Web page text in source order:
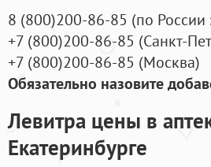
8 (800)200-86-85 (по России
+7 (800)200-86-85 (Санкт-
+7 (800)200-86-85 (Москва)
Обязательно назовите
Левитра цены в
Екатеринбурге